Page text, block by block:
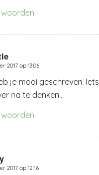
2017 op 13:06
je mooi geschreven. Iets
na te denken…
2017 op 12:16